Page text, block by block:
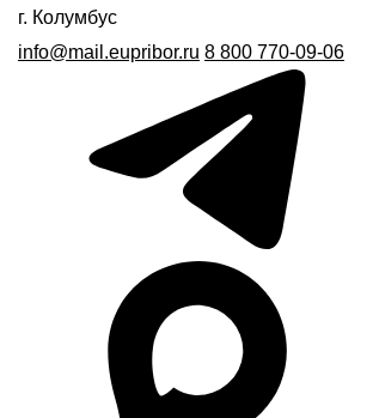
г. Колумбус
info@mail.eupribor.ru 8 800 770-09-06